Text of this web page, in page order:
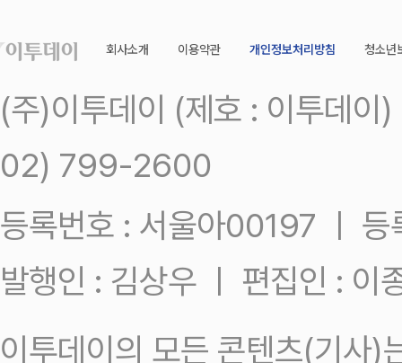
회사소개 이용약관 개인정보처리방침 청소년
(주)이투데이 (제호 : 이투데
02) 799-2600
등록번호 : 서울아00197 ㅣ
발행인 : 김상우 ㅣ 편집인 : 이
이투데이의 모든 콘텐츠(기사)